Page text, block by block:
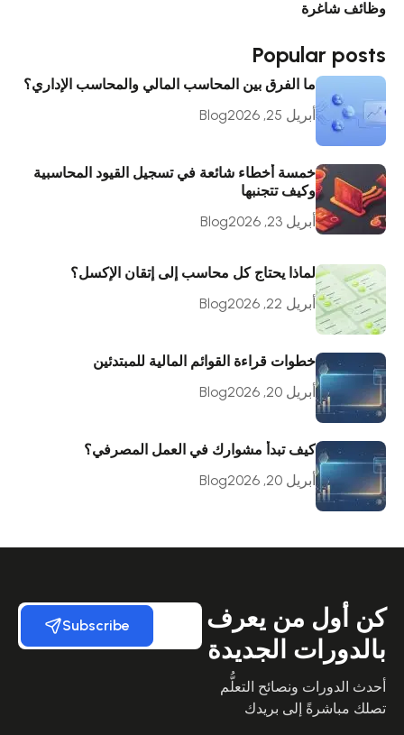
وظائف شاغرة
Popular posts
ما الفرق بين المحاسب المالي والمحاسب الإداري؟
أبريل 25, 2026
Blog
خمسة أخطاء شائعة في تسجيل القيود المحاسبية
وكيف تتجنبها
أبريل 23, 2026
Blog
لماذا يحتاج كل محاسب إلى إتقان الإكسل؟
أبريل 22, 2026
Blog
خطوات قراءة القوائم المالية للمبتدئين
أبريل 20, 2026
Blog
كيف تبدأ مشوارك في العمل المصرفي؟
أبريل 20, 2026
Blog
كن أول من يعرف
بالدورات الجديدة
أحدث الدورات ونصائح التعلُّم
تصلك مباشرةً إلى بريدك
Subscribe